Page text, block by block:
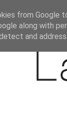
from Google
along with
and address